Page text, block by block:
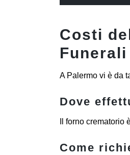
Costi
A Palermo vi è da
Dove
Il forno
Come